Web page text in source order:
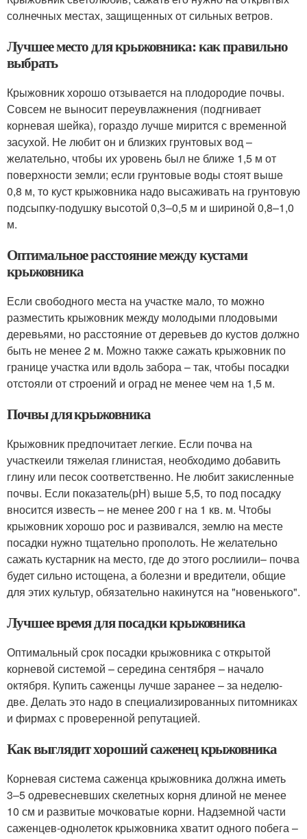
солнечных местах, защищенных от сильных ветров.
Лучшее место для крыжовника: как правильно
выбрать
Крыжовник хорошо отзывается на плодородие почвы.
Совсем не выносит переувлажнения (подгнивает
корневая шейка), гораздо лучше мирится с временной
засухой. Не любит он и близких грунтовых вод –
желательно, чтобы их уровень был не ближе 1,5 м от
поверхности земли; если грунтовые воды стоят выше
0,8 м, то куст крыжовника надо высаживать на грунтовую
подсыпку-подушку высотой 0,3–0,5 м и шириной 0,8–1,0
м.
Оптимальное расстояние между кустами
крыжовника
Если свободного места на участке мало, то можно
разместить крыжовник между молодыми плодовыми
деревьями, но расстояние от деревьев до кустов должно
быть не менее 2 м. Можно также сажать крыжовник по
границе участка или вдоль забора – так, чтобы посадки
отстояли от строений и оград не менее чем на 1,5 м.
Почвы для крыжовника
Крыжовник предпочитает легкие. Если почва на
участкеили тяжелая глинистая, необходимо добавить
глину или песок соответственно. Не любит закисленные
почвы. Если показатель(рН) выше 5,5, то под посадку
вносится известь – не менее 200 г на 1 кв. м. Чтобы
крыжовник хорошо рос и развивался, землю на месте
посадки нужно тщательно прополоть. Не желательно
сажать кустарник на место, где до этого рослиили– почва
будет сильно истощена, а болезни и вредители, общие
для этих культур, обязательно накинутся на "новенького".
Лучшее время для посадки крыжовника
Оптимальный срок посадки крыжовника с открытой
корневой системой – середина сентября – начало
октября. Купить саженцы лучше заранее – за неделю-
две. Делать это надо в специализированных питомниках
и фирмах с проверенной репутацией.
Как выглядит хороший саженец крыжовника
Корневая система саженца крыжовника должна иметь
3–5 одревесневших скелетных корня длиной не менее
10 см и развитые мочковатые корни. Надземной части
саженцев-однолеток крыжовника хватит одного побега –